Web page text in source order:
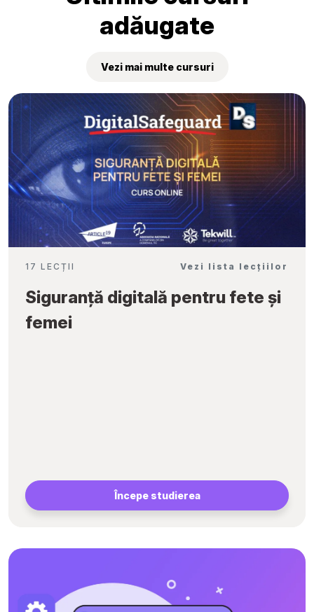
adăugate
Vezi mai multe cursuri
17 LECȚII Vezi lista lecțiilor
Siguranță digitală pentru fete și
femei
Începe studierea